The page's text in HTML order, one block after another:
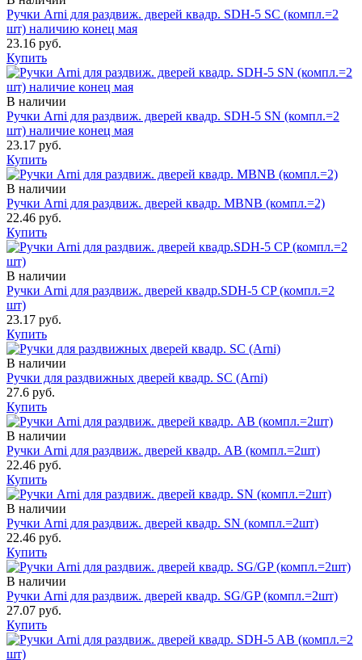
Ручки Arni для раздвиж. дверей квадр. SDH-5 SC (компл.=2
шт) наличию конец мая
23.16 руб.
Купить
В наличии
Ручки Arni для раздвиж. дверей квадр. SDH-5 SN (компл.=2
шт) наличие конец мая
23.17 руб.
Купить
В наличии
Ручки Arni для раздвиж. дверей квадр. MBNB (компл.=2)
22.46 руб.
Купить
В наличии
Ручки Arni для раздвиж. дверей квадр.SDH-5 CP (компл.=2
шт)
23.17 руб.
Купить
В наличии
Ручки для раздвижных дверей квадр. SC (Arni)
27.6 руб.
Купить
В наличии
Ручки Arni для раздвиж. дверей квадр. АВ (компл.=2шт)
22.46 руб.
Купить
В наличии
Ручки Arni для раздвиж. дверей квадр. SN (компл.=2шт)
22.46 руб.
Купить
В наличии
Ручки Arni для раздвиж. дверей квадр. SG/GP (компл.=2шт)
27.07 руб.
Купить